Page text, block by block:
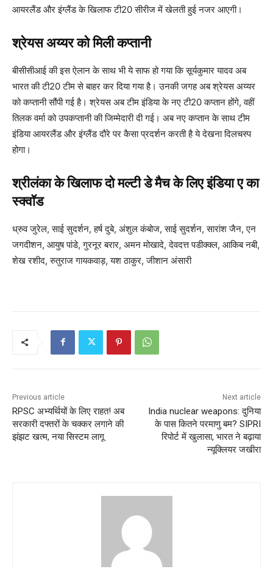
आयरलैंड और इंग्लैंड के खिलाफ टी20 सीरीज में खेलती हुई नजर आएगी।
श्रेयस अय्यर को मिली कप्तानी
बीसीसीआई की इस ऐलान के साथ भी ये साफ हो गया कि सूर्यकुमार यादव अब
भारत की टी20 टीम से बाहर कर दिया गया है। उनकी जगह अब श्रेयस अय्यर
को कप्तानी सौंपी गई है। श्रेयस अब टीम इंडिया के नए टी20 कप्तान होंगे, वहीं
तिलक वर्मा को उपकप्तानी की जिम्मेदारी दी गई। अब नए कप्तान के साथ टीम
इंडिया आयरलैंड और इंग्लैंड दौरे पर कैसा प्रदर्शन करती है ये देखना दिलचस्प
होगा।
श्रीलंका के खिलाफ दो मल्टी डे मैच के लिए इंडिया ए का
स्क्वॉड
ध्रुव जुरेल, साई सुदर्शन, हर्ष दुबे, अंशुल कंबोज, साई सुदर्शन, सारांश जैन, एन
जगदीशन, आयुष पांडे, गुरनूर बरार, अमन मोखादे, देवदत्त पडीक्क्ल, आकिब नबी,
शेख रशीद, रुतुराज गायकवाड़, यश ठाकुर, जीशान अंसारी
Previous article
RPSC अभ्यर्थियों के लिए राहत! अब
सरकारी दफ्तरों के चक्कर लगाने की
झंझट खत्म, नया सिस्टम लागू
Next article
India nuclear weapons: दुनिया
के पास कितने परमाणु बम? SIPRI
रिपोर्ट में खुलासा, भारत ने बढ़ाया
न्यूक्लियर जखीरा